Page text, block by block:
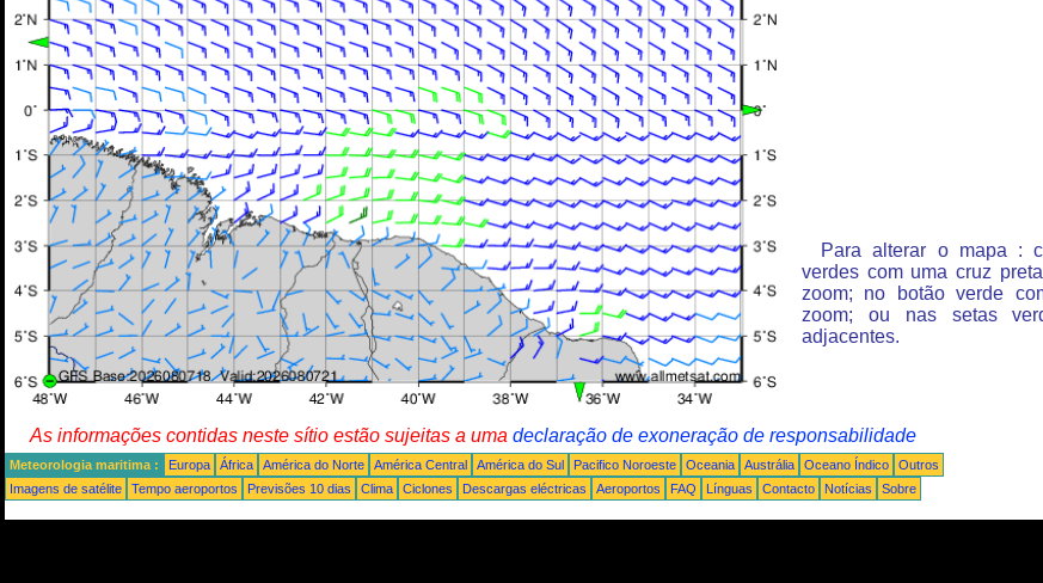
Para alterar o mapa :
verdes com uma cruz
zoom; no botão verde
zoom; ou nas setas
adjacentes.
As informações contidas neste sítio estão sujeitas a uma declaração de exoneração de responsabilidade
Meteorologia maritima : Europa África América do Norte América Central América do Sul Pacifico Noroeste Oceania Austrália Oceano Índico
Outros
Imagens de satélite
Tempo aeroportos Previsões 10 dias Clima Ciclones Descargas eléctricas Aeroportos FAQ Línguas Contacto Notícias Sobre